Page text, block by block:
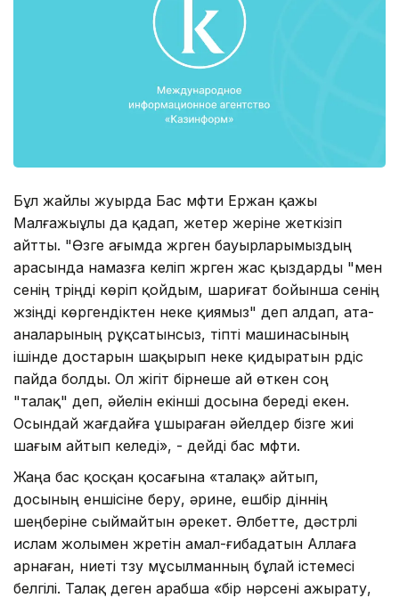
Бұл жайлы жуырда Бас мүфти Ержан қажы
Малғажыұлы да қадап, жетер жеріне жеткізіп
айтты. "Өзге ағымда жүрген бауырларымыздың
арасында намазға келіп жүрген жас қыздарды "мен
сенің түріңді көріп қойдым, шариғат бойынша сенің
жүзіңді көргендіктен неке қиямыз" деп алдап, ата-
аналарының рұқсатынсыз, тіпті машинасының
ішінде достарын шақырып неке қидыратын үрдіс
пайда болды. Ол жігіт бірнеше ай өткен соң
"талақ" деп, әйелін екінші досына береді екен.
Осындай жағдайға ұшыраған әйелдер бізге жиі
шағым айтып келеді», - дейді бас мүфти.
Жаңа бас қосқан қосағына «талақ» айтып,
досының еншісіне беру, әрине, ешбір діннің
шеңберіне сыймайтын әрекет. Әлбетте, дәстүрлі
ислам жолымен жүретін амал-ғибадатын Аллаға
арнаған, ниеті түзу мұсылманның бұлай істемесі
белгілі. Талақ деген арабша «бір нәрсені ажырату,